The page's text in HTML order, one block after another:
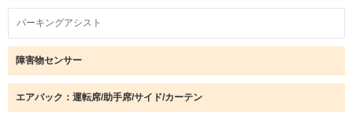
パーキングアシスト
障害物センサー
エアバック：運転席/助手席/サイド/カーテン